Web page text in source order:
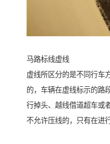
马路标线虚线
虚线所区分的是不同行车
的，车辆在虚线标示的路
行掉头、越线借道超车或
不允许压线的，只有在进